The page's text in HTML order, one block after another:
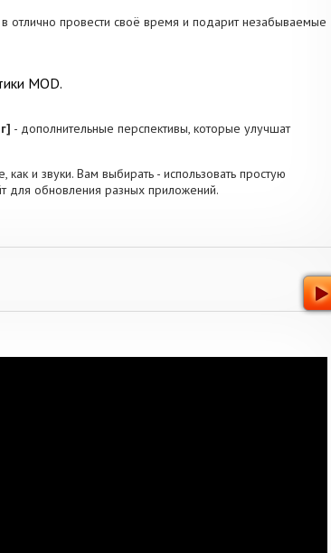
отлично провести своё время и подарит незабываемые
MOD.
- дополнительные перспективы, которые улучшат
и звуки. Вам выбирать - использовать простую
для обновления разных приложений.